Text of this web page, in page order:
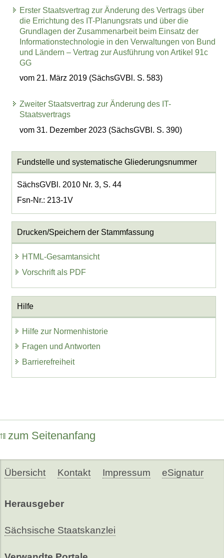
Erster Staatsvertrag zur Änderung des Vertrags über
die Errichtung des IT-Planungsrats und über die
Grundlagen der Zusammenarbeit beim Einsatz der
Informationstechnologie in den Verwaltungen von Bund
und Ländern – Vertrag zur Ausführung von Artikel 91c
GG
vom 21. März 2019 (SächsGVBl. S. 583)
Zweiter Staatsvertrag zur Änderung des IT-
Staatsvertrags
vom 31. Dezember 2023 (SächsGVBl. S. 390)
Fundstelle und systematische Gliederungsnummer
SächsGVBl. 2010 Nr. 3, S. 44
Fsn-Nr.: 213-1V
Drucken/Speichern der Stammfassung
HTML-Gesamtansicht
Vorschrift als PDF
Hilfe
Hilfe zur Normenhistorie
Fragen und Antworten
Barrierefreiheit
zum Seitenanfang
Übersicht Kontakt Impressum eSignatur
Herausgeber
Sächsische Staatskanzlei